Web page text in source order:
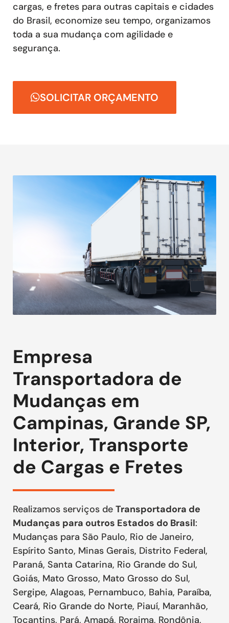
cargas, e fretes para outras capitais e cidades
do Brasil, economize seu tempo, organizamos
toda a sua mudança com agilidade e
segurança.
SOLICITAR ORÇAMENTO
Empresa
Transportadora de
Mudanças em
Campinas, Grande SP,
Interior, Transporte
de Cargas e Fretes
Realizamos serviços de Transportadora de
Mudanças para outros Estados do Brasil:
Mudanças para São Paulo, Rio de Janeiro,
Espírito Santo, Minas Gerais, Distrito Federal,
Paraná, Santa Catarina, Rio Grande do Sul,
Goiás, Mato Grosso, Mato Grosso do Sul,
Sergipe, Alagoas, Pernambuco, Bahia, Paraíba,
Ceará, Rio Grande do Norte, Piauí, Maranhão,
Tocantins, Pará, Amapá, Roraima, Rondônia,